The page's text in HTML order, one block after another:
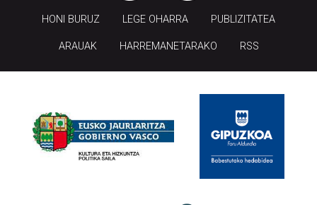
HONI BURUZ LEGE OHARRA PUBLIZITATEA
ARAUAK HARREMANETARAKO RSS